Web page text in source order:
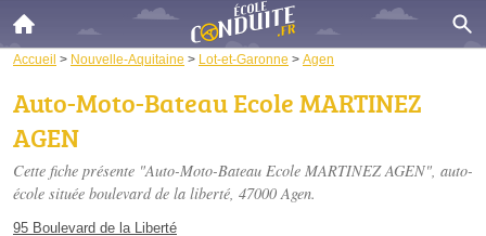
Accueil > Nouvelle-Aquitaine > Lot-et-Garonne > Agen
Auto-Moto-Bateau Ecole MARTINEZ
AGEN
Cette fiche présente "Auto-Moto-Bateau Ecole MARTINEZ AGEN", auto-
école située boulevard de la liberté, 47000 Agen.
95 Boulevard de la Liberté